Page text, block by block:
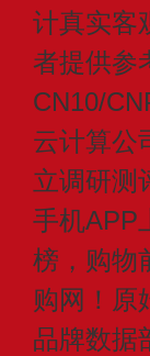
计真实客
者提供参
CN10/
云计算公
立调研测
手机APP
榜，购物
购网！原
品牌数据